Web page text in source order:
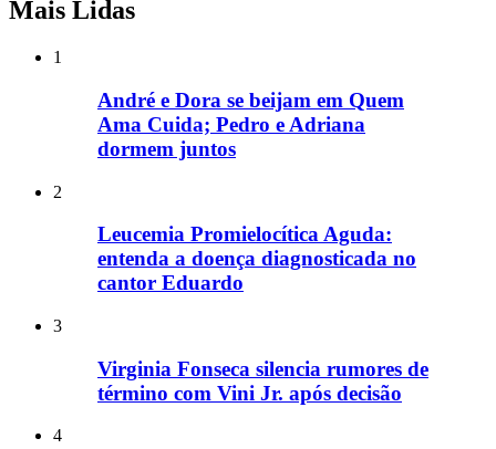
Mais Lidas
1
André e Dora se beijam em Quem
Ama Cuida; Pedro e Adriana
dormem juntos
2
Leucemia Promielocítica Aguda:
entenda a doença diagnosticada no
cantor Eduardo
3
Virginia Fonseca silencia rumores de
término com Vini Jr. após decisão
4